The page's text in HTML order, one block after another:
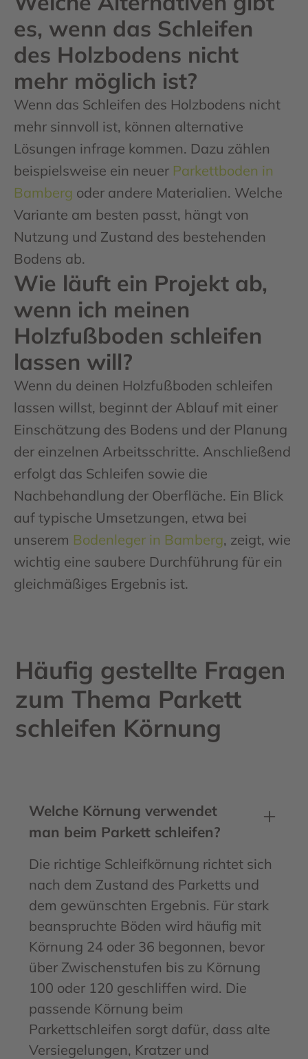
es, wenn das Schleifen
des Holzbodens nicht
mehr möglich ist?
Wenn das Schleifen des Holzbodens nicht
mehr sinnvoll ist, können alternative
Lösungen infrage kommen. Dazu zählen
beispielsweise ein neuer Parkettboden in
Bamberg oder andere Materialien. Welche
Variante am besten passt, hängt von
Nutzung und Zustand des bestehenden
Bodens ab.
Wie läuft ein Projekt ab,
wenn ich meinen
Holzfußboden schleifen
lassen will?
Wenn du deinen Holzfußboden schleifen
lassen willst, beginnt der Ablauf mit einer
Einschätzung des Bodens und der Planung
der einzelnen Arbeitsschritte. Anschließend
erfolgt das Schleifen sowie die
Nachbehandlung der Oberfläche. Ein Blick
auf typische Umsetzungen, etwa bei
unserem Bodenleger in Bamberg, zeigt, wie
wichtig eine saubere Durchführung für ein
gleichmäßiges Ergebnis ist.
Häufig gestellte Fragen
zum Thema Parkett
schleifen Körnung
Welche Körnung verwendet
man beim Parkett schleifen?
Die richtige Schleifkörnung richtet sich
nach dem Zustand des Parketts und
dem gewünschten Ergebnis. Für stark
beanspruchte Böden wird häufig mit
Körnung 24 oder 36 begonnen, bevor
über Zwischenstufen bis zu Körnung
100 oder 120 geschliffen wird. Die
passende Körnung beim
Parkettschleifen sorgt dafür, dass alte
Versiegelungen, Kratzer und